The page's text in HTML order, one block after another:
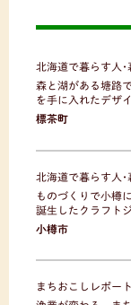
北海道で暮らす人･
森と湖がある塘路
を手に入れたデザ
標茶町
北海道で暮らす人･
ものづくりで小樽
誕生したクラフト
小樽市
まちおこしレポート